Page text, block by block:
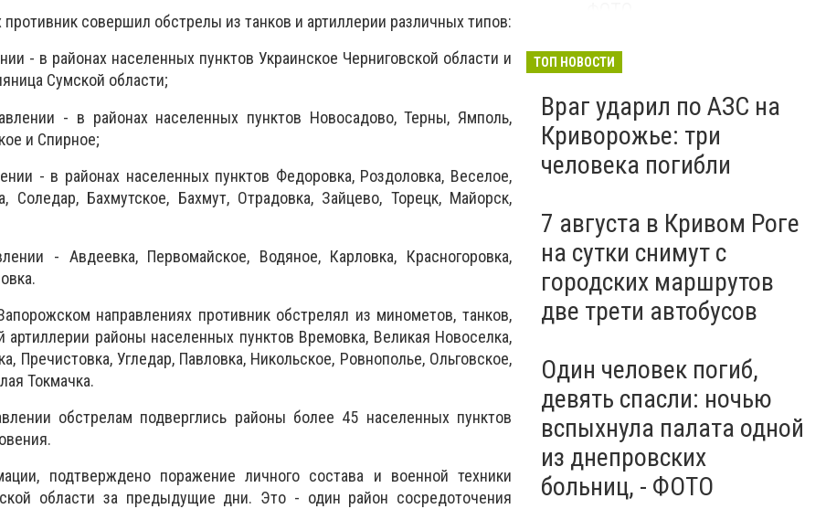
противник совершил обстрелы из танков и артиллерии различных типов:
- в районах населенных пунктов Украинское Черниговской области и
Сумской области;
- в районах населенных пунктов Новосадово, Терны, Ямполь,
и Спирное;
- в районах населенных пунктов Федоровка, Роздоловка, Веселое,
Соледар, Бахмутское, Бахмут, Отрадовка, Зайцево, Торецк, Майорск,
- Авдеевка, Первомайское, Водяное, Карловка, Красногоровка,
направлениях противник обстрелял из минометов, танков,
артиллерии районы населенных пунктов Времовка, Великая Новоселка,
Пречистовка, Угледар, Павловка, Никольское, Ровнополье, Ольговское,
Токмачка.
обстрелам подверглись районы более 45 населенных пунктов
подтверждено поражение личного состава и военной техники
области за предыдущие дни. Это - один район сосредоточения
Ночью россияне атаковали
ПВО уничтожила и
подавила 114 БпЛА
09:08
7 августа
Общенациональная минута
память жертв войны, -
ВИДЕО
09:00
ТОП НОВОСТИ
Враг ударил по АЗС на
Криворожье: три
человека погибли
7 августа в Кривом Роге
на сутки снимут с
городских маршрутов
две трети автобусов
Один человек погиб,
девять спасли: ночью
вспыхнула палата одной
из днепровских
больниц, - ФОТО